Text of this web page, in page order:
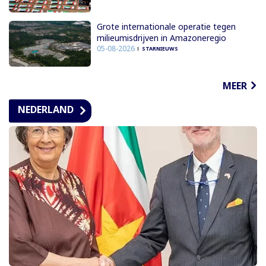
Grote internationale operatie tegen
milieumisdrijven in Amazoneregio
05-08-2026 STARNIEUWS
MEER
NEDERLAND